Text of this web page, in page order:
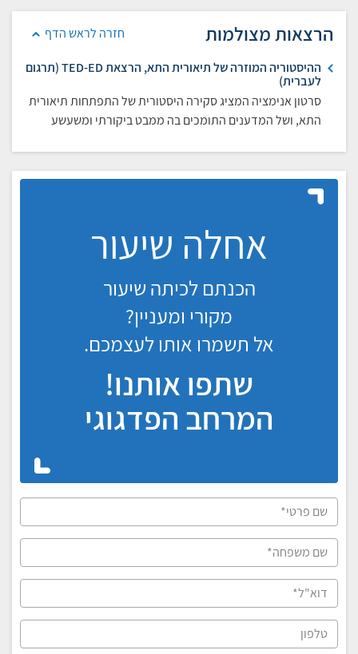
חזרה לראש הדף הרצאות מצולמות
ההיסטוריה המוזרה של תיאורית התא, הרצאת TED-ED (תרגום
לעברית)
סרטון אנימציה המציג סקירה היסטורית של התפתחות תיאורית
התא, ושל המדענים התומכים בה ממבט ביקורתי ומשעשע
אחלה שיעור
הכנתם לכיתה שיעור
מקורי ומעניין?
אל תשמרו אותו לעצמכם.
שתפו אותנו!
המרחב הפדגוגי